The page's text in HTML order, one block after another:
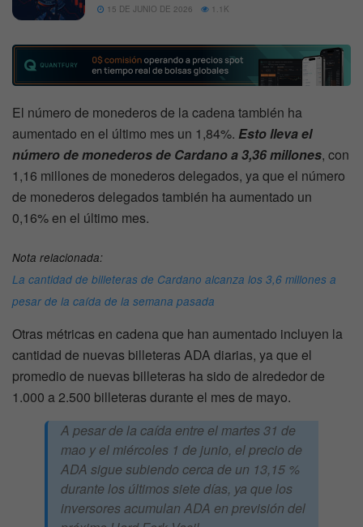
15 DE JUNIO DE 2026 1.1K
El número de monederos de la cadena también ha
aumentado en el último mes un 1,84%. Esto lleva el
número de monederos de Cardano a 3,36 millones, con
1,16 millones de monederos delegados, ya que el número
de monederos delegados también ha aumentado un
0,16% en el último mes.
Nota relacionada:
La cantidad de billeteras de Cardano alcanza los 3,6 millones a
pesar de la caída de la semana pasada
Otras métricas en cadena que han aumentado incluyen la
cantidad de nuevas billeteras ADA diarias, ya que el
promedio de nuevas billeteras ha sido de alrededor de
1.000 a 2.500 billeteras durante el mes de mayo.
A pesar de la caída entre el martes 31 de
mao y el miércoles 1 de junio, el precio de
ADA sigue subiendo cerca de un 13,15 %
durante los últimos siete días, ya que los
inversores acumulan ADA en previsión del